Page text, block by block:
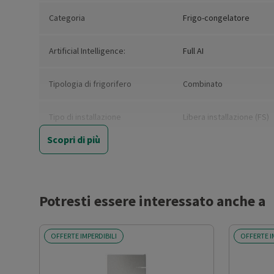
Categoria Frigo-congelatore
Artificial Intelligence: Full AI
Tipologia di frigorifero Combinato
Tipo di installazione Libera installazione (FS)
Nuova Classe efficienza
Classe emissione rumore
Classe climatica SN-N-ST-T
Scopri di più
Potresti essere interessato anche a
OFFERTE IMPERDIBILI OFFERTE